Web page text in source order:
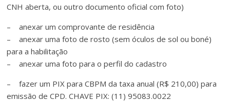
CNH aberta, ou outro documento oficial com foto)
– anexar um comprovante de residência
– anexar uma foto de rosto (sem óculos de sol ou boné)
para a habilitação
– anexar uma foto para o perfil do cadastro
– fazer um PIX para CBPM da taxa anual (R$ 210,00) para
emissão de CPD. CHAVE PIX: (11) 95083.0022